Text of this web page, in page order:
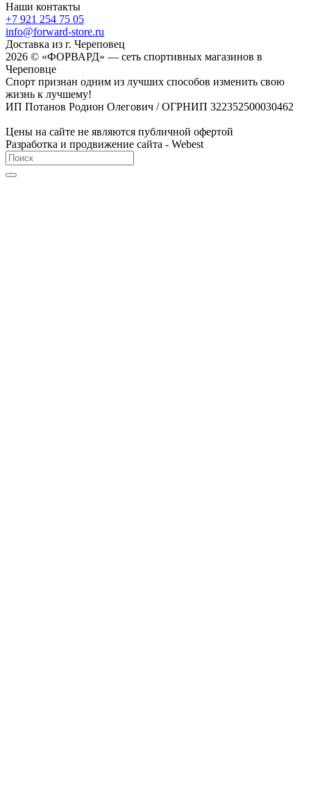
Наши контакты
+7 921 254 75 05
info@forward-store.ru
Доставка из г. Череповец
2026 © «ФОРВАРД» — сеть спортивных магазинов в
Череповце
Спорт признан одним из лучших способов изменить свою
жизнь к лучшему!
ИП Потанов Родион Олегович / ОГРНИП 322352500030462
Цены на сайте не являются публичной офертой
Разработка и продвижение сайта - Webest